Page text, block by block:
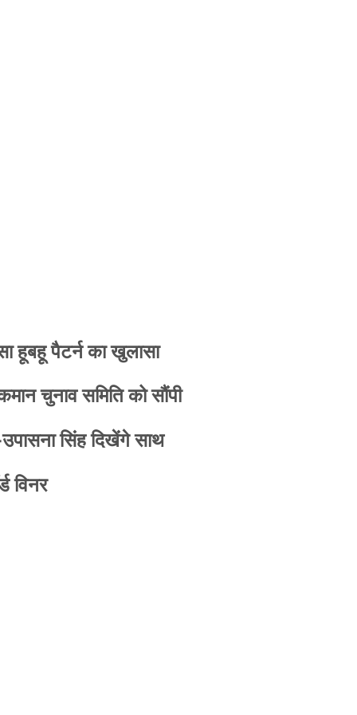
हूबहू पैटर्न का खुलासा
चुनाव समिति को सौंपी
उपासना सिंह दिखेंगे साथ
विनर